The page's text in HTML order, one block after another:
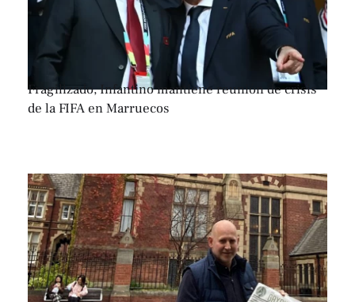
Fragilizado, Infantino mantiene reunión de crisis
de la FIFA en Marruecos